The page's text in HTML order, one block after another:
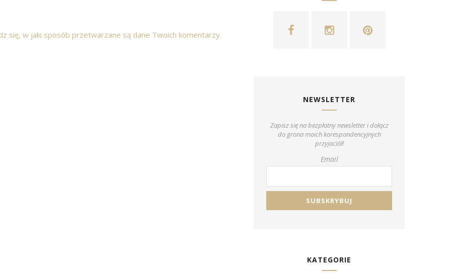
się, w jaki sposób przetwarzane są dane Twoich komentarzy.
NEWSLETTER
Zapisz się na bezpłatny newsletter i dołącz
do grona moich korespondencyjnych
przyjaciół!
Email
KATEGORIE